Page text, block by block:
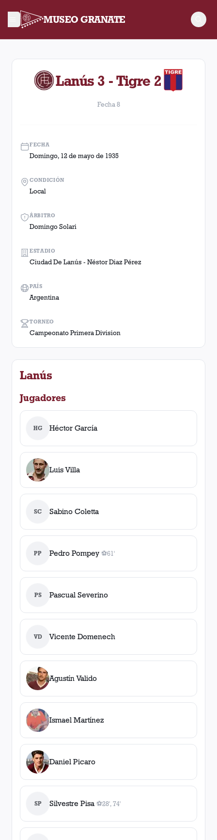
MUSEO GRANATE
Fecha 8. Partido entre Lanús y Tigre disputado el
Lanús 3 - Tigre 2
Fecha 8
FECHA
Domingo, 12 de mayo de 1935
ÁRBITRO
Domingo Solari
TORNEO
Campeonato Primera Division
CONDICIÓN
Local
ESTADIO
Ciudad De Lanús - Néstor Diaz Pérez
PAÍS
Argentina
Lanús
Jugadores
HG Héctor García
Luis Villa
SC Sabino Coletta
PP Pedro Pompey ⚽
1gol
61'
PS Pascual Severino
VD Vicente Domenech
Agustín Valido
Ismael Martínez
Daniel Picaro
SP Silvestre Pisa ⚽
2goles , 28', 74'
28', 74'